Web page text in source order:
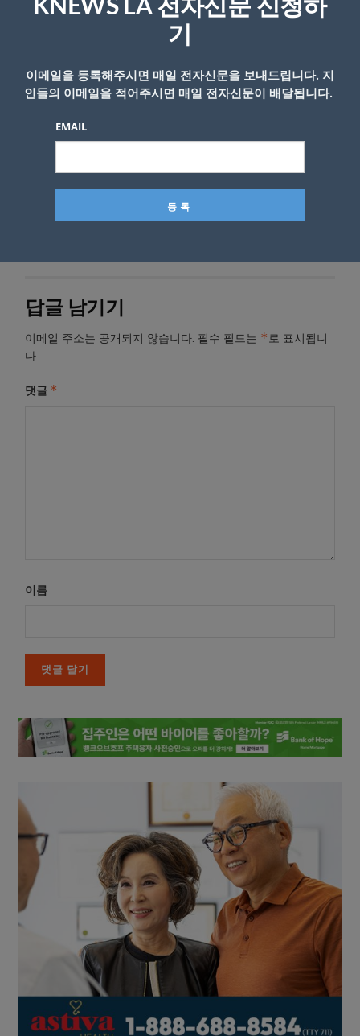
세계자연보전연맹(IUCN)은 벌목과 숲 개간 등
으로 서식지 감소 등으로 인해 괼디원숭이의 서
식지가 감소하고 있다고 지적했다. 이에 IUCN
은 괼디원숭이를 멸종위험도 적색목록에 취약
- Copyright © KNEWSLA.COM, 무단 전재 및 재배포 금지
답글 남기기
이메일 주소는 공개되지 않습니다. 필수 필드는 *로 표시됩니
다
댓글 *
이름
KNEWS LA 전자신문 신청하
기
이메일을 등록해주시면 매일 전자신문을 보내드립니다. 지
인들의 이메일을 적어주시면 매일 전자신문이 배달됩니다.
EMAIL